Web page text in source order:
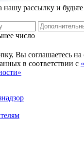
рассылку и будьте
число
Вы соглашаетесь на
в соответствии с